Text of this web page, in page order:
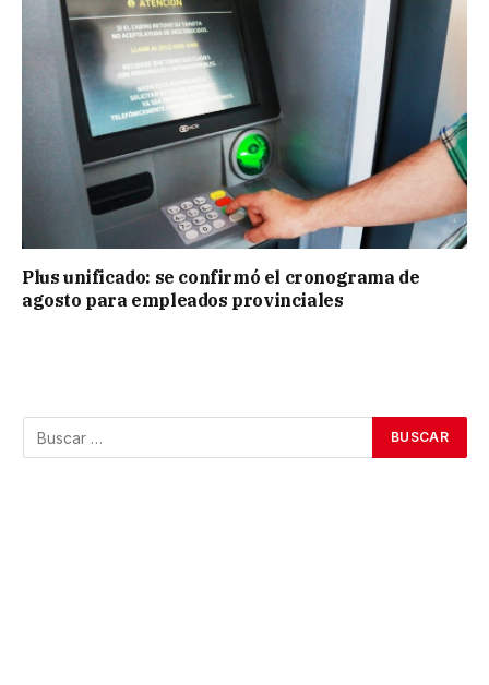
Plus unificado: se confirmó el cronograma de
agosto para empleados provinciales